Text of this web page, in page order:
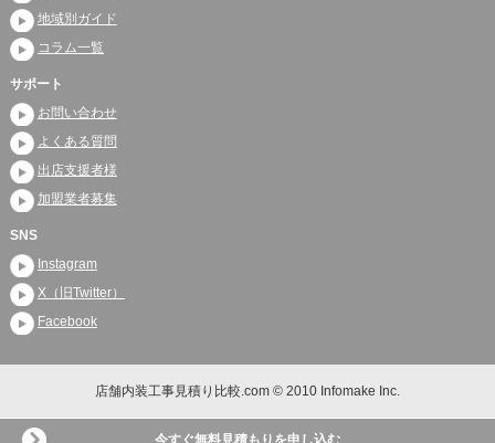
地域別ガイド
コラム一覧
サポート
お問い合わせ
よくある質問
出店支援者様
加盟業者募集
SNS
Instagram
X（旧Twitter）
Facebook
店舗内装工事見積り比較.com © 2010 Infomake Inc.
今すぐ無料見積もりを申し込む